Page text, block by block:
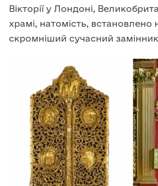
Вікторії у Лондоні,
храмі, натомість,
скромніший сучасний